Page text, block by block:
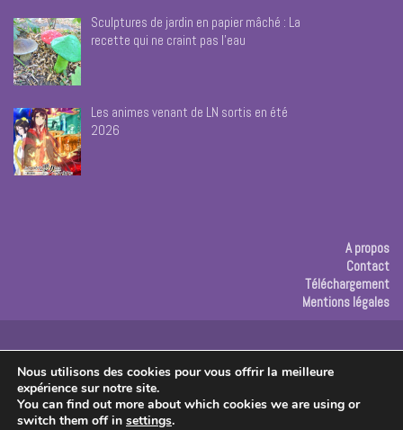
Sculptures de jardin en papier mâché : La
recette qui ne craint pas l’eau
Les animes venant de LN sortis en été
2026
A propos
Contact
Téléchargement
Mentions légales
Copyright © 2026 Les créas de Rose
Nous utilisons des cookies pour vous offrir la meilleure
expérience sur notre site.
You can find out more about which cookies we are using or
switch them off in settings.